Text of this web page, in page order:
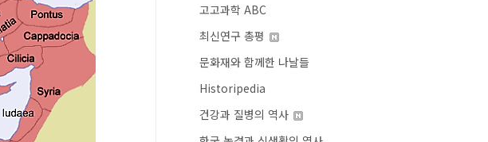
고고과학 ABC
최신연구 총평
문화재와 함께한 나날들
Historipedia
건강과 질병의 역사